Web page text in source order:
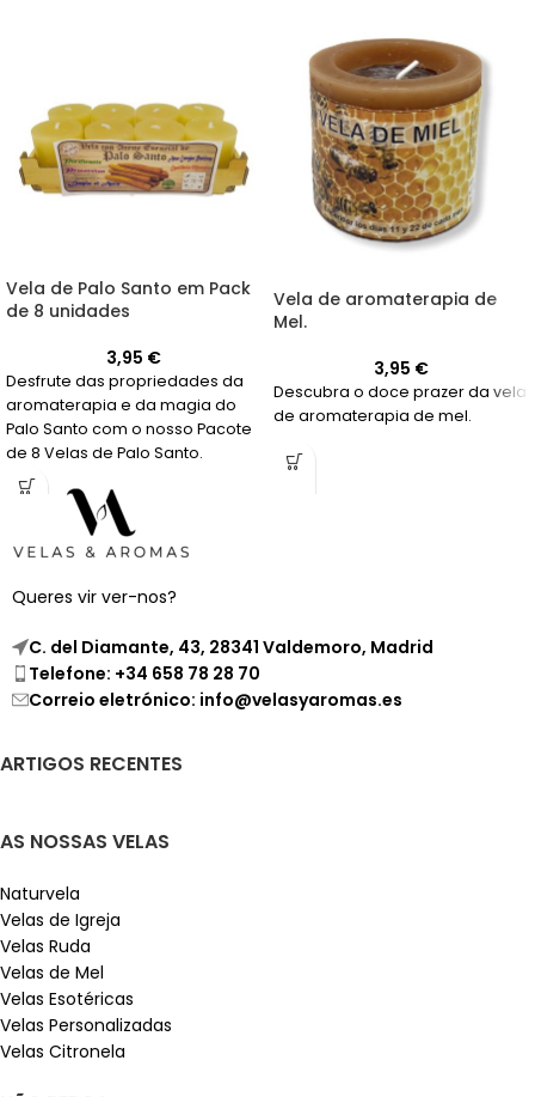
Vela de Palo Santo em Pack
de 8 unidades
3,95 €
Desfrute das propriedades da
aromaterapia e da magia do
Palo Santo com o nosso Pacote
de 8 Velas de Palo Santo.
Compre já!
Vela de aromaterapia de
Mel.
3,95 €
Descubra o doce prazer da vela
de aromaterapia de mel.
Queres vir ver-nos?
C. del Diamante, 43, 28341 Valdemoro, Madrid
Telefone: +34 658 78 28 70
Correio eletrónico: info@velasyaromas.es
ARTIGOS RECENTES
AS NOSSAS VELAS
Naturvela
Velas de Igreja
Velas Ruda
Velas de Mel
Velas Esotéricas
Velas Personalizadas
Velas Citronela